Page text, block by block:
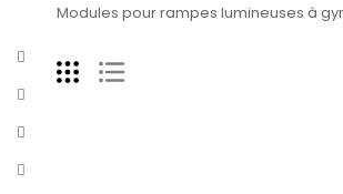
Modules pour rampes lumineuses à